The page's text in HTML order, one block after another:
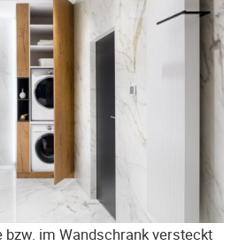
bzw. im Wandschrank versteckt